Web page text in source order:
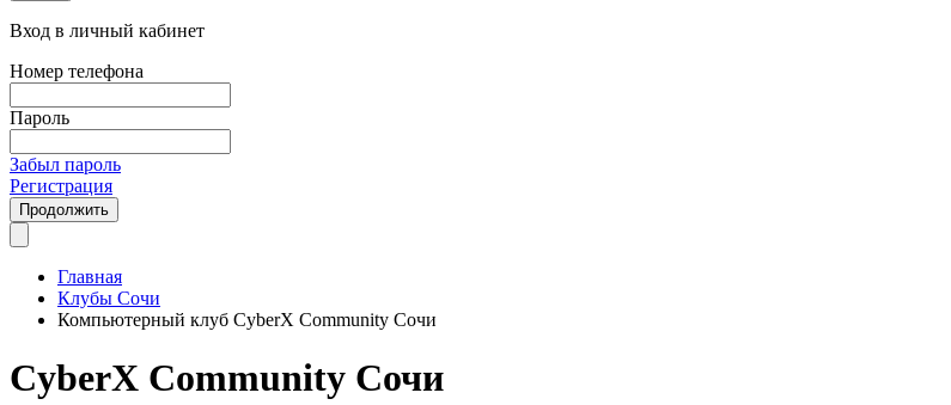
Вход в личный кабинет
Номер телефона
Пароль
Забыл пароль
Регистрация
Продолжить
Главная
Клубы Сочи
Компьютерный клуб CyberX Community Cочи
CyberX Community Cочи